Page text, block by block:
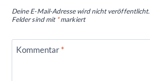
Deine E-Mail-Adresse wird nicht veröffentlicht.
Felder sind mit*markiert
Kommentar*